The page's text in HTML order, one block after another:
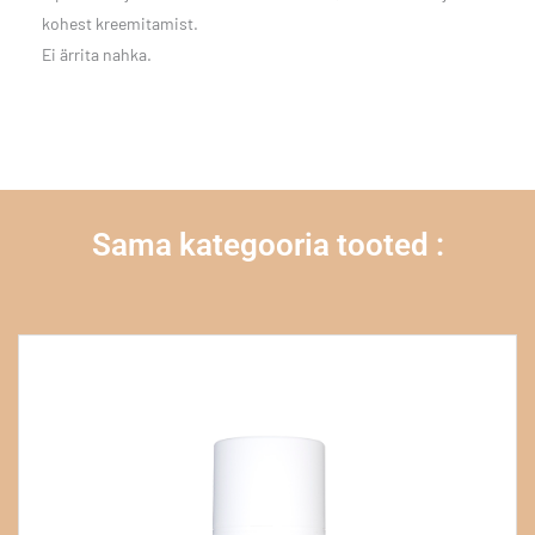
kohest kreemitamist.
Ei ärrita nahka.
Sama kategooria tooted :